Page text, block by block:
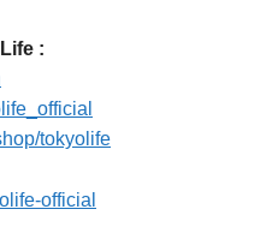
:
tokyolife
official